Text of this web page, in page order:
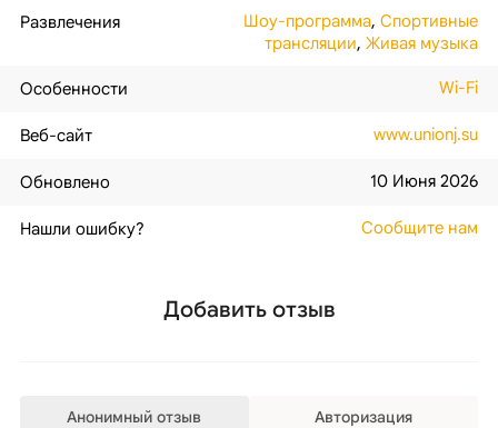
Развлечения Шоу-программа,Спортивные
трансляции,Живая музыка
Особенности Wi-Fi
Веб-сайт www.unionj.su
Обновлено 10 Июня 2026
Нашли ошибку? Сообщите нам
Добавить отзыв
Анонимный отзыв Авторизация